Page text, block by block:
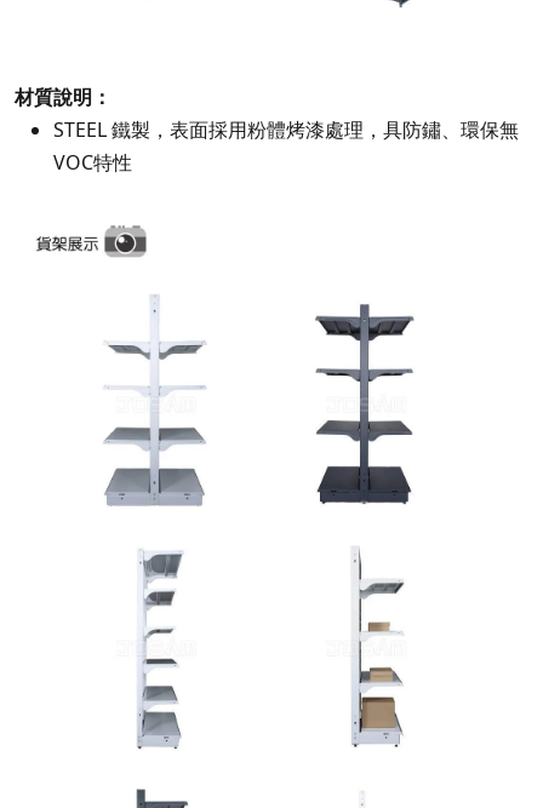
材質說明：
STEEL 鐵製，表面採用粉體烤漆處理，具防鏽、環保無
VOC特性